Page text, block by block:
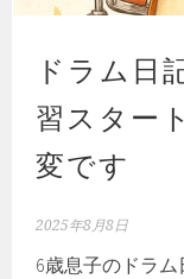
ドラム日
習スター
変です
2025年8月8日
6歳息子のドラ